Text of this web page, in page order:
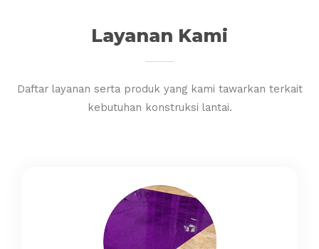
Layanan Kami
Daftar layanan serta produk yang kami tawarkan terkait
kebutuhan konstruksi lantai.